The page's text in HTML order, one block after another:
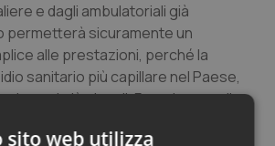
e dagli ambulatoriali già
permetterà sicuramente un
alle prestazioni, perché la
sanitario più capillare nel Paese,
paesi più piccoli. Fare ricorso alla
sito web utilizza